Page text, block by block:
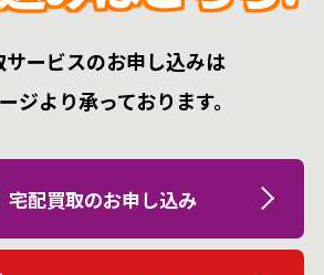
サービスのお申し込みは
ジより承っております。
宅配買取のお申し込み